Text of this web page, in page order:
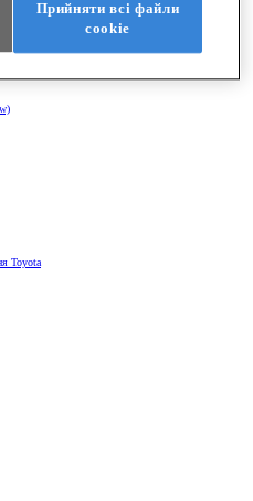
Toyota
Прийняти всі файли
сookie